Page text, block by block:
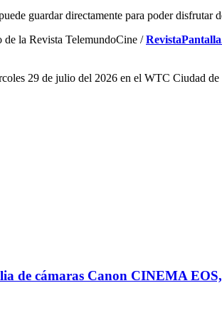
guardar directamente para poder disfrutar
la Revista TelemundoCine /
29 de julio del 2026 en el WTC Ciudad de
de cámaras Canon CINEMA